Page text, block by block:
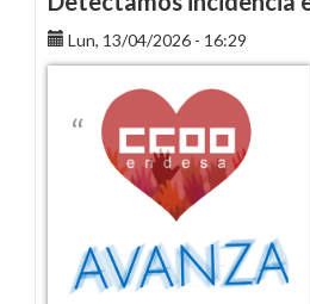
mil
y
en
mayo,
¡quién
sabe
si
tendremos
para
un
sayo!
Lun, 13/04/2026 - 16:29